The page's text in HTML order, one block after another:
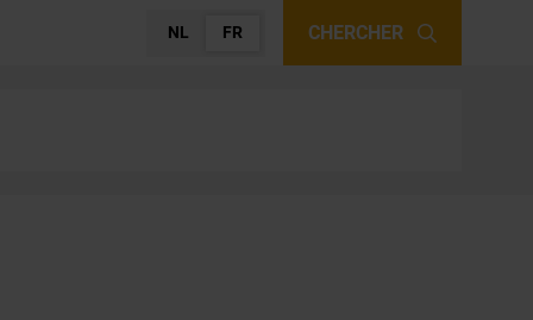
NL FR CHERCHER